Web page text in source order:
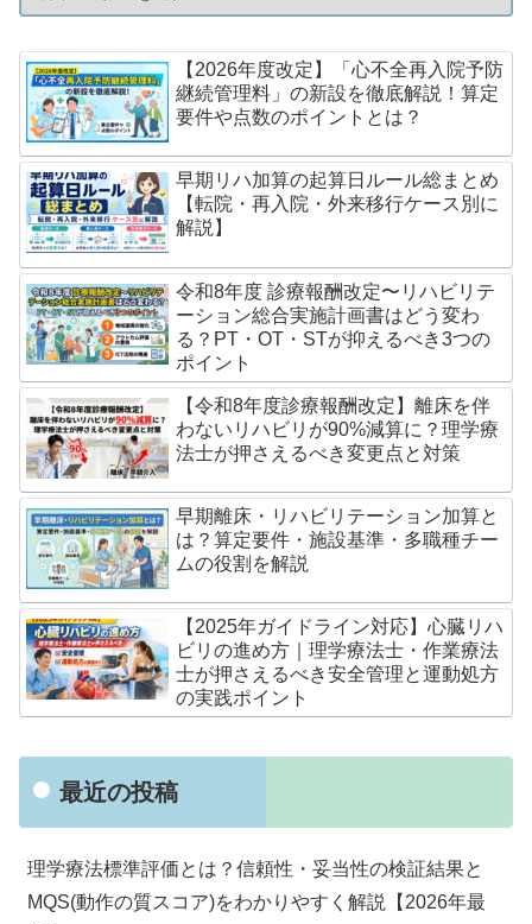
【2026年度改定】「心不全再入院予防
継続管理料」の新設を徹底解説！算定
要件や点数のポイントとは？
早期リハ加算の起算日ルール総まとめ
【転院・再入院・外来移行ケース別に
解説】
令和8年度 診療報酬改定〜リハビリテ
ーション総合実施計画書はどう変わ
る？PT・OT・STが抑えるべき3つの
ポイント
【令和8年度診療報酬改定】離床を伴
わないリハビリが90%減算に？理学療
法士が押さえるべき変更点と対策
早期離床・リハビリテーション加算と
は？算定要件・施設基準・多職種チー
ムの役割を解説
【2025年ガイドライン対応】心臓リハ
ビリの進め方｜理学療法士・作業療法
士が押さえるべき安全管理と運動処方
の実践ポイント
最近の投稿
理学療法標準評価とは？信頼性・妥当性の検証結果と
MQS(動作の質スコア)をわかりやすく解説【2026年最